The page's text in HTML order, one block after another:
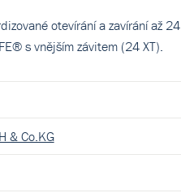
otevírání a zavírání až 24
s vnějším závitem (24 XT).
& Co.KG